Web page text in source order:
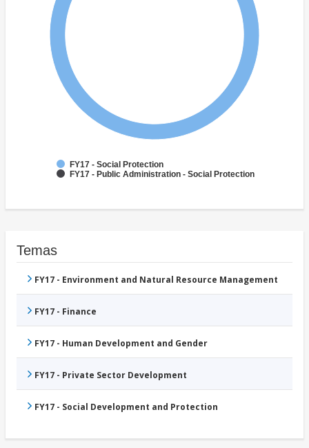
FY17 - Social Protection
FY17 - Public Administration - Social Protection
Temas
FY17 - Environment and Natural Resource Management
FY17 - Finance
FY17 - Human Development and Gender
FY17 - Private Sector Development
FY17 - Social Development and Protection